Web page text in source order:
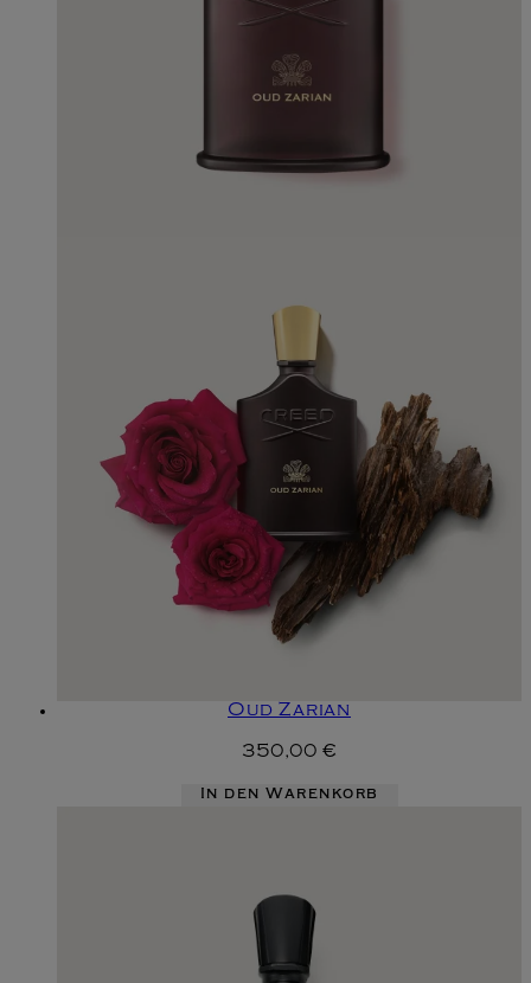
Oud Zarian
350,00 €
In den Warenkorb